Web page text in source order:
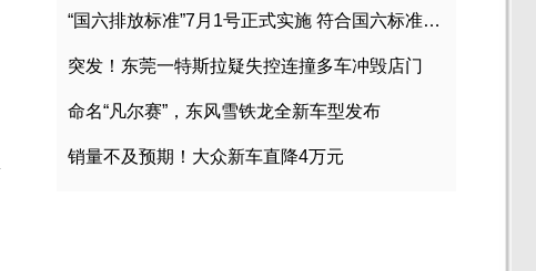
“国六排放标准”7月1号正式实施 符合国六标准车型目录一览
突发！东莞一特斯拉疑失控连撞多车冲毁店门
命名“凡尔赛”，东风雪铁龙全新车型发布
销量不及预期！大众新车直降4万元